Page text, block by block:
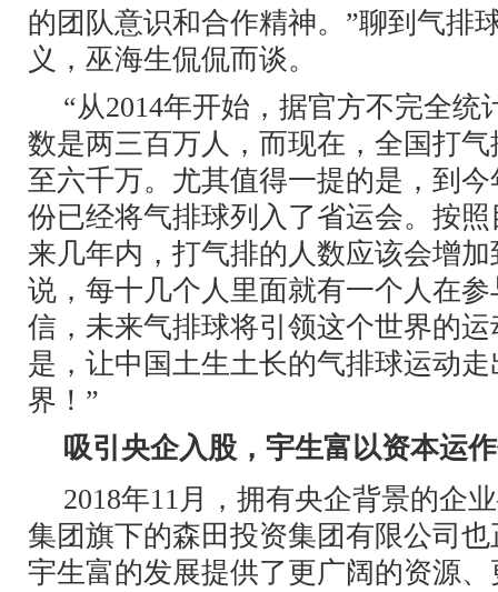
的团队意识和合作精神。”聊到气排
义，巫海生侃侃而谈。
“从2014年开始，据官方不完全统
数是两三百万人，而现在，全国打
至六千万。尤其值得一提的是，到
份已经将气排球列入了省运会。按
来几年内，打气排的人数应该会增
说，每十几个人里面就有一个人在
信，未来气排球将引领这个世界的
是，让中国土生土长的气排球运动
界！”
吸引央企入股，宇生富以资本运
2018年11月，拥有央企背景的
集团旗下的森田投资集团有限公司
宇生富的发展提供了更广阔的资源